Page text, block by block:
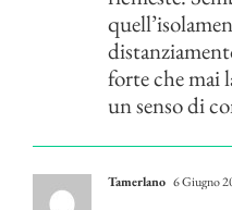
forte che mai
un senso di
Tamerlano 6 Giugno